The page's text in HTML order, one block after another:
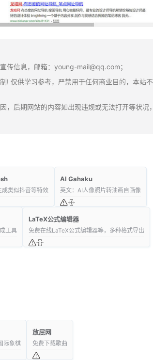
传信息，邮箱：young-mail@qq.com；
! 仅供学习参考，严禁用于任何商业目的，本站不
后期网站的内容如出现违规或无法打开等状况，
成类似抖音等特效
AI Gahaku
英文：AI人像照片转油画自画像
工具
LaTeX公式编辑器
免费在线LaTeX公式编辑器等，多种格式导出
际象棋
放屁网
免费下载歌曲